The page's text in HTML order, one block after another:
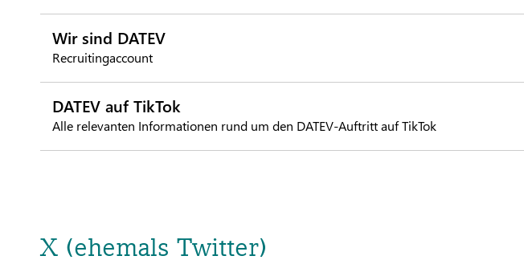
Wir sind DATEV
Recruitingaccount
DATEV auf TikTok
Alle relevanten Informationen rund um den DATEV-Auftritt auf TikTok
X (ehemals Twitter)